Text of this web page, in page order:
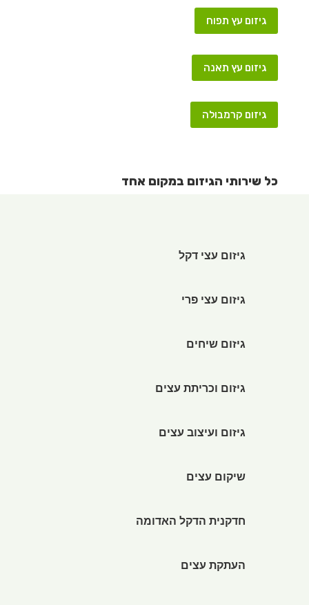
גיזום עץ תפוח
גיזום עץ תאנה
גיזום קרמבולה
כל שירותי הגיזום במקום אחד
גיזום עצי דקל
גיזום עצי פרי
גיזום שיחים
גיזום וכריתת עצים
גיזום ועיצוב עצים
שיקום עצים
חדקנית הדקל האדומה
העתקת עצים